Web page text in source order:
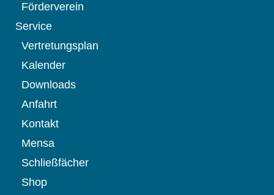
Förderverein
Service
Vertretungsplan
Kalender
Downloads
Anfahrt
Kontakt
Mensa
Schließfächer
Shop